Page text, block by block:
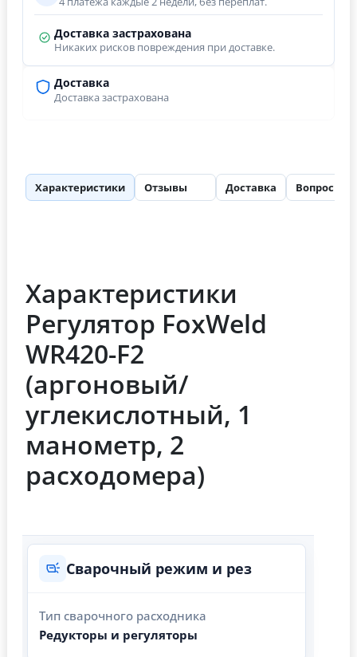
Доставка
Доставка застрахована
Доставка застрахована
Никаких рисков повреждения при доставке.
Характеристики Отзывы Доставка Вопросы
Характеристики
Регулятор FoxWeld
WR420-F2
(аргоновый/
углекислотный, 1
манометр, 2
расходомера)
Сварочный режим и рез
Тип сварочного расходника
Редукторы и регуляторы